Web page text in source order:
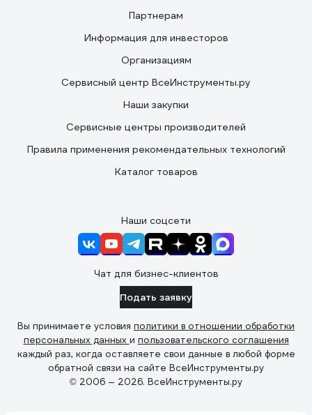
Партнерам
Информация для инвесторов
Организациям
Сервисный центр ВсеИнструменты.ру
Наши закупки
Сервисные центры производителей
Правила применения рекомендательных технологий
Каталог товаров
Наши соцсети
Чат для бизнес-клиентов
Подать заявку
Вы принимаете условия политики в отношении обработки
персональных данных и пользовательского соглашения
каждый раз, когда оставляете свои данные в любой форме
обратной связи на сайте ВсеИнструменты.ру
© 2006 — 2026. ВсеИнструменты.ру